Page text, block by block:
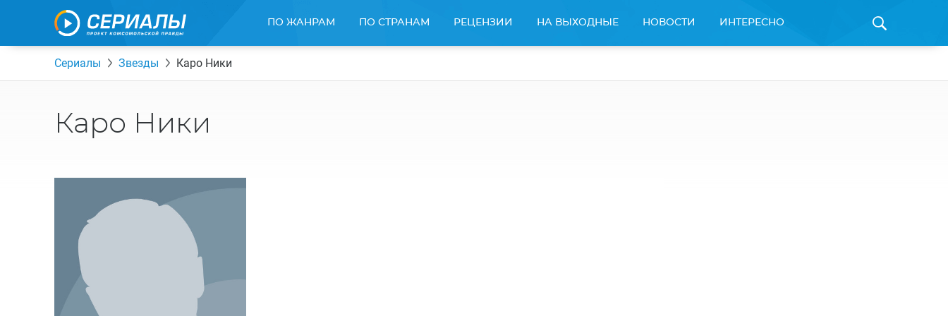
ПО ЖАНРАМ ПО СТРАНАМ РЕЦЕНЗИИ НА ВЫХОДНЫЕ НОВОСТИ ИНТЕРЕСНО
Сериалы Звезды Каро Ники
Каро Ники